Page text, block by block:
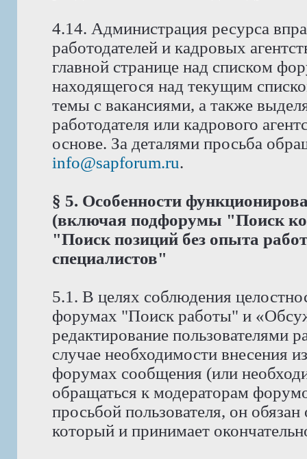
4.14. Администрация ресурса
работодателей и кадровых
главной странице над списком
находящегося над текущим
темы с вакансиями, а также
работодателя или кадрового
основе. За деталями просьба
info@sapforum.ru.
§ 5. Особенности
(включая подфорумы "Поиск
"Поиск позиций без опыта
специалистов"
5.1. В целях соблюдения
форумах "Поиск работы" и
редактирование
случае необходимости внесения
форумах сообщения (или
обращаться к модераторам
просьбой пользователя, он
который и принимает